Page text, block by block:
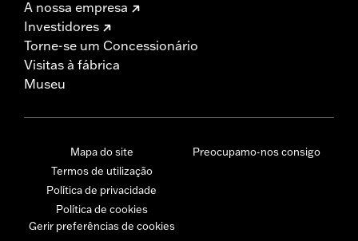
A nossa empresa
Investidores
Torne-se um Concessionário
Visitas à fábrica
Museu
Mapa do site
Termos de utilização
Política de privacidade
Política de cookies
Gerir preferências de cookies
Preocupamo-nos consigo